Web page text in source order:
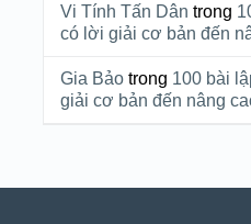
Vi Tính Tấn Dân trong
có lời giải cơ bản đến
Gia Bảotrong 100 bài
giải cơ bản đến nâng